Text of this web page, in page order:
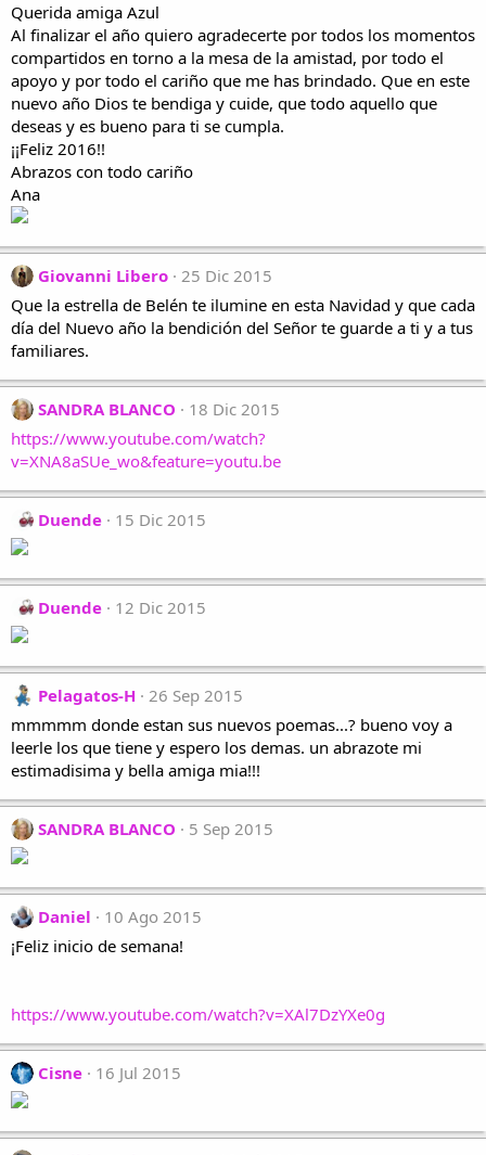
Querida amiga Azul
Al finalizar el año quiero agradecerte por todos los momentos
compartidos en torno a la mesa de la amistad, por todo el
apoyo y por todo el cariño que me has brindado. Que en este
nuevo año Dios te bendiga y cuide, que todo aquello que
deseas y es bueno para ti se cumpla.
¡¡Feliz 2016!!
Abrazos con todo cariño
Ana
Giovanni Libero 25 Dic 2015
Que la estrella de Belén te ilumine en esta Navidad y que cada
día del Nuevo año la bendición del Señor te guarde a ti y a tus
familiares.
SANDRA BLANCO
18 Dic 2015
https://www.youtube.com/watch?
v=XNA8aSUe_wo&feature=youtu.be
Duende 15 Dic 2015
Duende 12 Dic 2015
Pelagatos-H 26 Sep 2015
mmmmm donde estan sus nuevos poemas...? bueno voy a
leerle los que tiene y espero los demas. un abrazote mi
estimadisima y bella amiga mia!!!
SANDRA BLANCO 5 Sep 2015
Daniel
10 Ago 2015
¡Feliz inicio de semana!
https://www.youtube.com/watch?v=XAl7DzYXe0g
Cisne 16 Jul 2015